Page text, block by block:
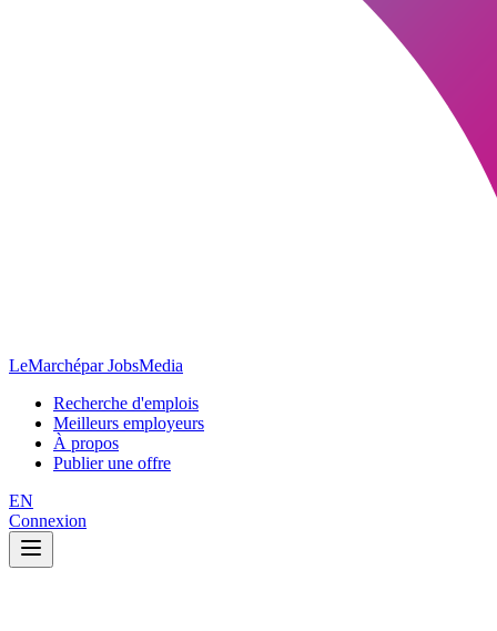
LeMarchépar JobsMedia
Recherche d'emplois
Meilleurs employeurs
À propos
Publier une offre
EN
Connexion